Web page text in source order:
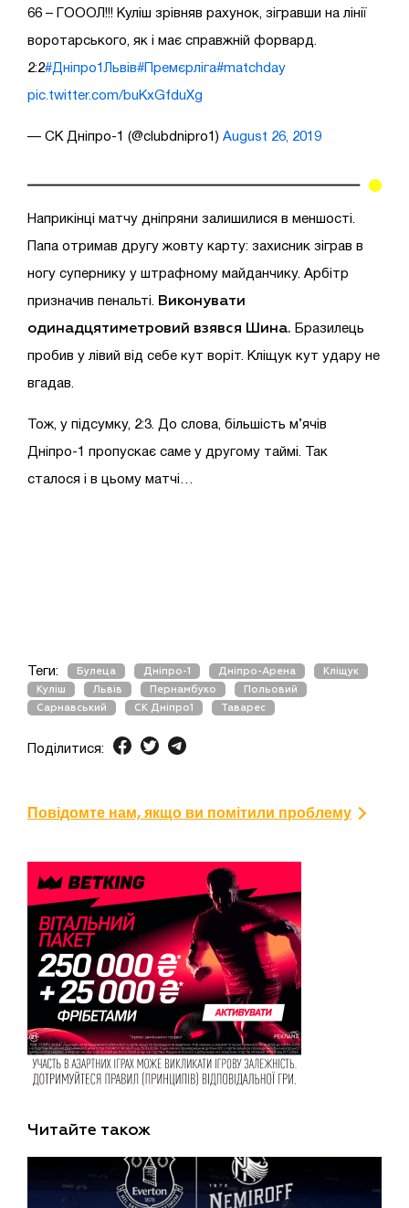
66 – ГОООЛ!!! Куліш зрівняв рахунок, зігравши на лінії
воротарського, як і має справжній форвард.
2:2#Дніпро1Львів#Премєрліга#matchday
pic.twitter.com/buKxGfduXg
— СК Дніпро-1 (@clubdnipro1) August 26, 2019
Наприкінці матчу дніпряни залишилися в меншості.
Папа отримав другу жовту карту: захисник зіграв в
ногу супернику у штрафному майданчику. Арбітр
призначив пенальті.
Виконувати
одинадцятиметровий взявся Шина. Бразилець
пробив у лівий від себе кут воріт. Кліщук кут удару не
вгадав.
Тож, у підсумку, 2:3. До слова, більшість м’ячів
Дніпро-1 пропускає саме у другому таймі. Так
сталося і в цьому матчі…
Теги: Булеца Дніпро-1 Дніпро-Арена
Кліщук
Куліш
Львів Пернамбуко
Польовий
Сарнавський
СК Дніпро1 Таварес
Поділитися:
Повідомте нам, якщо ви помітили проблему
Читайте також